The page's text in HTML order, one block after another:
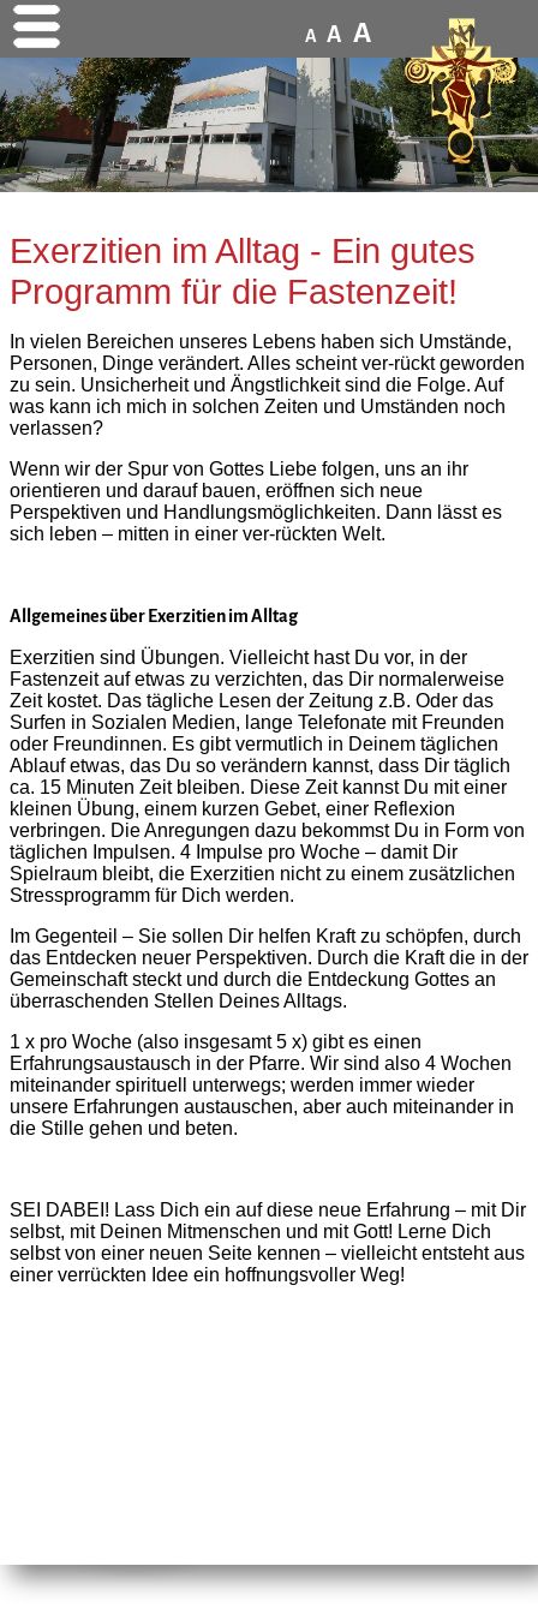
A A A
Exerzitien im Alltag - Ein gutes
Programm für die Fastenzeit!
In vielen Bereichen unseres Lebens haben sich Umstände,
Personen, Dinge verändert. Alles scheint ver-rückt geworden
zu sein. Unsicherheit und Ängstlichkeit sind die Folge. Auf
was kann ich mich in solchen Zeiten und Umständen noch
verlassen?
Wenn wir der Spur von Gottes Liebe folgen, uns an ihr
orientieren und darauf bauen, eröffnen sich neue
Perspektiven und Handlungsmöglichkeiten. Dann lässt es
sich leben – mitten in einer ver-rückten Welt.
Allgemeines über Exerzitien im Alltag
Exerzitien sind Übungen. Vielleicht hast Du vor, in der
Fastenzeit auf etwas zu verzichten, das Dir normalerweise
Zeit kostet. Das tägliche Lesen der Zeitung z.B. Oder das
Surfen in Sozialen Medien, lange Telefonate mit Freunden
oder Freundinnen. Es gibt vermutlich in Deinem täglichen
Ablauf etwas, das Du so verändern kannst, dass Dir täglich
ca. 15 Minuten Zeit bleiben. Diese Zeit kannst Du mit einer
kleinen Übung, einem kurzen Gebet, einer Reflexion
verbringen. Die Anregungen dazu bekommst Du in Form von
täglichen Impulsen. 4 Impulse pro Woche – damit Dir
Spielraum bleibt, die Exerzitien nicht zu einem zusätzlichen
Stressprogramm für Dich werden.
Im Gegenteil – Sie sollen Dir helfen Kraft zu schöpfen, durch
das Entdecken neuer Perspektiven. Durch die Kraft die in der
Gemeinschaft steckt und durch die Entdeckung Gottes an
überraschenden Stellen Deines Alltags.
1 x pro Woche (also insgesamt 5 x) gibt es einen
Erfahrungsaustausch in der Pfarre. Wir sind also 4 Wochen
miteinander spirituell unterwegs; werden immer wieder
unsere Erfahrungen austauschen, aber auch miteinander in
die Stille gehen und beten.
SEI DABEI! Lass Dich ein auf diese neue Erfahrung – mit Dir
selbst, mit Deinen Mitmenschen und mit Gott! Lerne Dich
selbst von einer neuen Seite kennen – vielleicht entsteht aus
einer verrückten Idee ein hoffnungsvoller Weg!